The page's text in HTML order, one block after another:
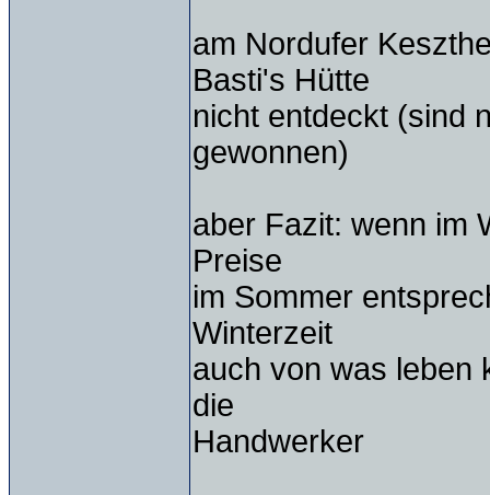
am Nordufer
Basti's Hütte
nicht entdeckt (sind
gewonnen)
aber Fazit: wenn im
Preise
im Sommer
Winterzeit
auch von was leben
die
Handwerker